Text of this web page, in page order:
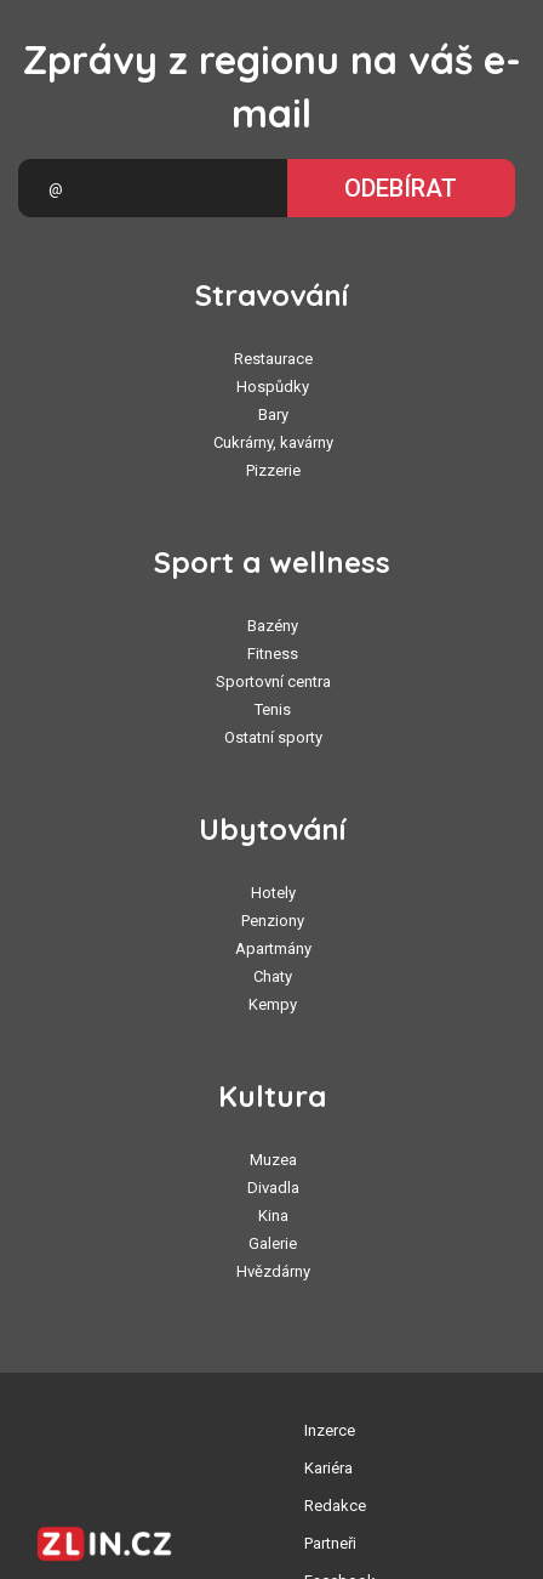
Zprávy z regionu na váš e-
mail
ODEBÍRAT
Stravování
Restaurace
Hospůdky
Bary
Cukrárny, kavárny
Pizzerie
Sport a wellness
Bazény
Fitness
Sportovní centra
Tenis
Ostatní sporty
Ubytování
Hotely
Penziony
Apartmány
Chaty
Kempy
Kultura
Muzea
Divadla
Kina
Galerie
Hvězdárny
Inzerce
Kariéra
Redakce
Partneři